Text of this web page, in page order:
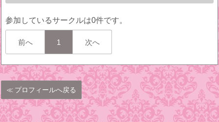
参加しているサークルは0件です。
前へ 1 次へ
プロフィールへ戻る